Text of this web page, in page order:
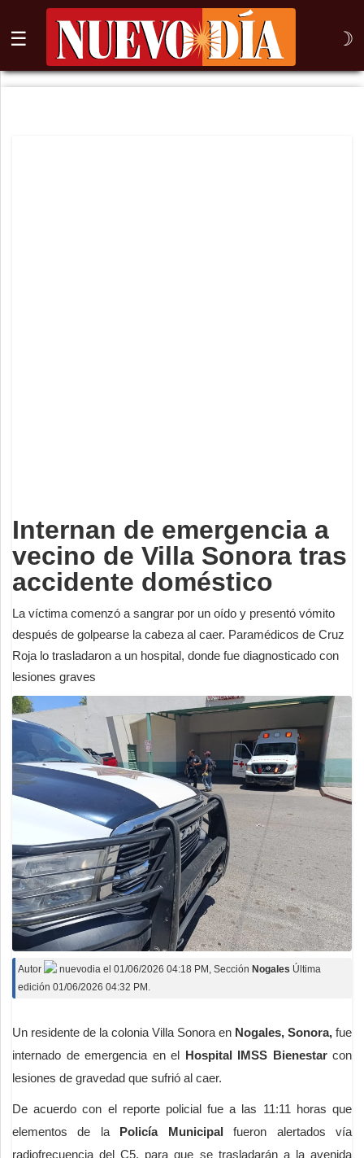
☰ ☽
⌕
Internan de emergencia a
vecino de Villa Sonora tras
accidente doméstico
La víctima comenzó a sangrar por un oído y presentó vómito
después de golpearse la cabeza al caer. Paramédicos de Cruz
Roja lo trasladaron a un hospital, donde fue diagnosticado con
lesiones graves
Autor nuevodia el 01/06/2026 04:18 PM , Sección Nogales Última
edición 01/06/2026 04:32 PM.
Un residente de la colonia Villa Sonora en Nogales, Sonora, fue
internado de emergencia en el Hospital IMSS Bienestarcon
lesiones de gravedad que sufrió al caer.
De acuerdo con el reporte policial fue a las 11:11 horas que
elementos de la Policía Municipal fueron alertados vía
radiofrecuencia del C5, para que se trasladarán a la avenida